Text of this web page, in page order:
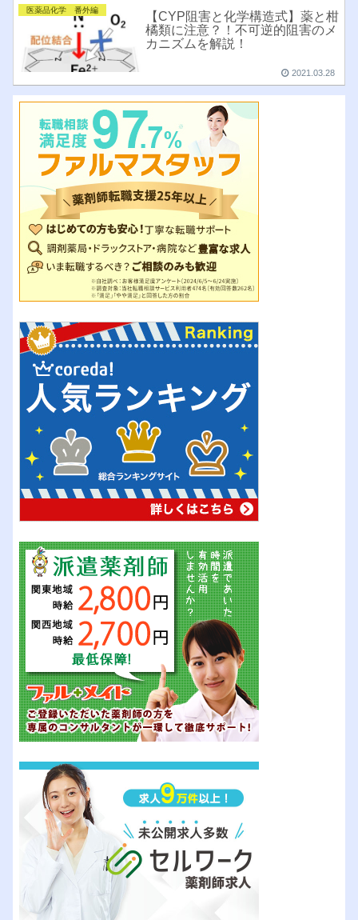
医薬品化学 番外編
【CYP阻害と化学構造式】薬と柑
橘類に注意？！不可逆的阻害のメ
カニズムを解説！
2021.03.28